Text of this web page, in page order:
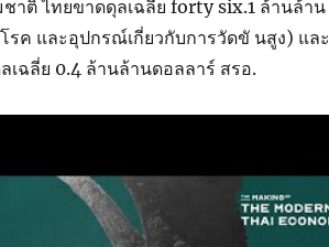
าติ ไทยขาดดุลเฉลี่ย forty six.1 ล้านล้าน
รค และอุปกรณ์เกี่ยวกับการวัดขั นสูง) และ
ฉลี่ย 0.4 ล้านล้านดอลลาร์ สรอ.